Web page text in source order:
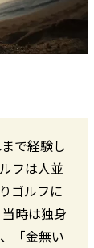
で経験し
フは人並
ゴルフに
時は独身
「金無い